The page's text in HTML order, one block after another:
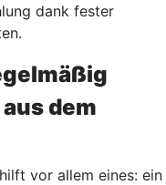
dank fester
dem
vor allem eines: ein